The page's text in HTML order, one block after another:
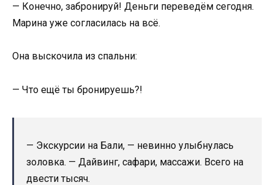
— Конечно, забронируй! Деньги переведём сегодня.
Марина уже согласилась на всё.
Она выскочила из спальни:
— Что ещё ты бронируешь?!
— Экскурсии на Бали, — невинно улыбнулась
золовка. — Дайвинг, сафари, массажи. Всего на
двести тысяч.